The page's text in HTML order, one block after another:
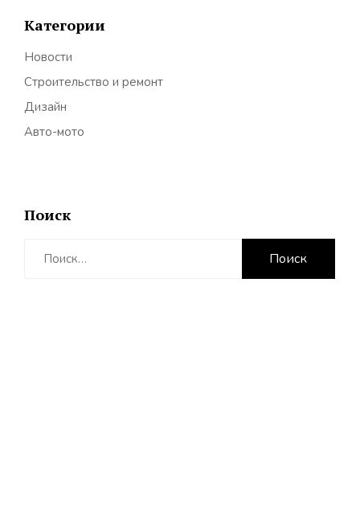
Категории
Новости
Строительство и ремонт
Дизайн
Авто-мото
Поиск